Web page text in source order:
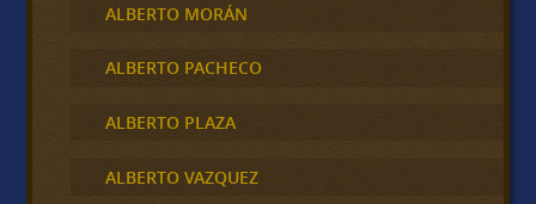
ALBERTO MORÁN
ALBERTO PACHECO
ALBERTO PLAZA
ALBERTO VAZQUEZ